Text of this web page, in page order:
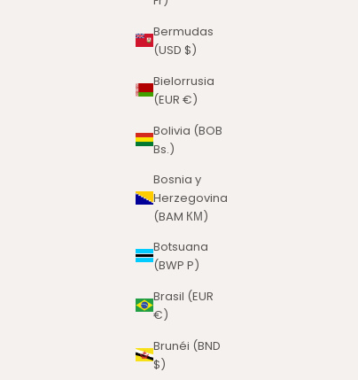
Bermudas
(USD $)
Bielorrusia
(EUR €)
Bolivia (BOB
Bs.)
Bosnia y
Herzegovina
(BAM КМ)
Botsuana
(BWP P)
Brasil (EUR
€)
Brunéi (BND
$)